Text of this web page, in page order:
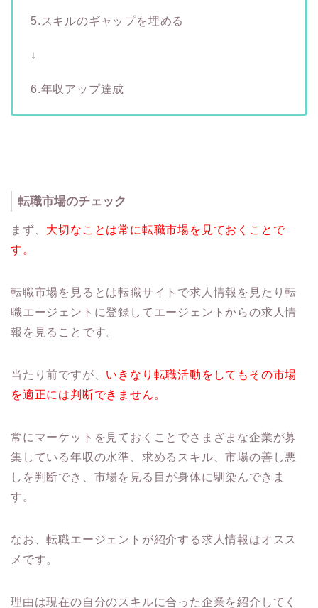
5.スキルのギャップを埋める
↓
6.年収アップ達成
転職市場のチェック
まず、 大切なことは常に転職市場を見ておくことで
す。
転職市場を見るとは転職サイトで求人情報を見たり転
職エージェントに登録してエージェントからの求人情
報を見ることです。
当たり前ですが、 いきなり転職活動をしてもその市場
を適正には判断できません。
常にマーケットを見ておくことでさまざまな企業が募
集している年収の水準、求めるスキル、市場の善し悪
しを判断でき、市場を見る目が身体に馴染んできま
す。
なお、転職エージェントが紹介する求人情報はオスス
メです。
理由は現在の自分のスキルに合った企業を紹介してく